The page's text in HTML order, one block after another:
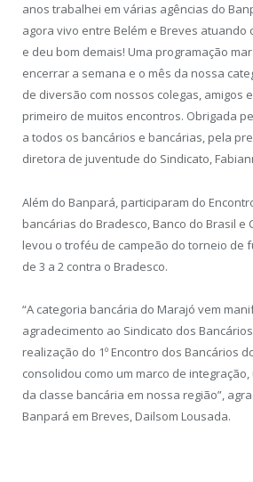
anos trabalhei em várias agências do
agora vivo entre Belém e Breves atuando
e deu bom demais! Uma programação
encerrar a semana e o mês da nossa
de diversão com nossos colegas, amigos
primeiro de muitos encontros. Obrigada
a todos os bancários e bancárias, pela
diretora de juventude do Sindicato,
Além do Banpará, participaram do
bancárias do Bradesco, Banco do Brasil e
levou o troféu de campeão do torneio de
de 3 a 2 contra o Bradesco.
“A categoria bancária do Marajó vem
agradecimento ao Sindicato dos
realização do 1º Encontro dos Bancários
consolidou como um marco de
da classe bancária em nossa região”,
Banpará em Breves, Dailsom Lousada.